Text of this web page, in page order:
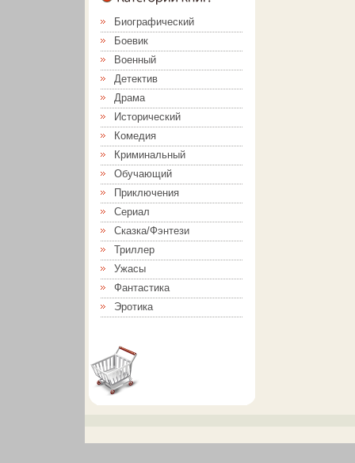
Биографический
Боевик
Военный
Детектив
Драма
Исторический
Комедия
Криминальный
Обучающий
Приключения
Сериал
Сказка/Фэнтези
Триллер
Ужасы
Фантастика
Эротика